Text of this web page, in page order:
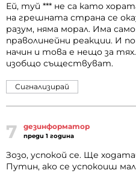
Ей, туй *** не са като
на грешната страна се
разум, няма морал. Има
праволинейни реакции. И
начин и това е нещо за
изобщо съществуват.
Сигнализирай
7 дезинформатор
преди 1 година
Зозо, успокой се. Ще
Путин, ако се успокоиш